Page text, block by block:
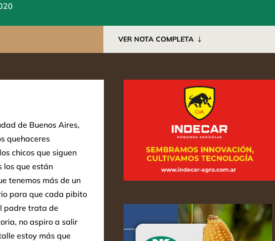
VER NOTA COMPLETA
de Buenos Aires,
quehaceres
chicos que siguen
los que están
tenemos más de un
para que cada pibito
padre trata de
no aspiro a salir
estoy más que